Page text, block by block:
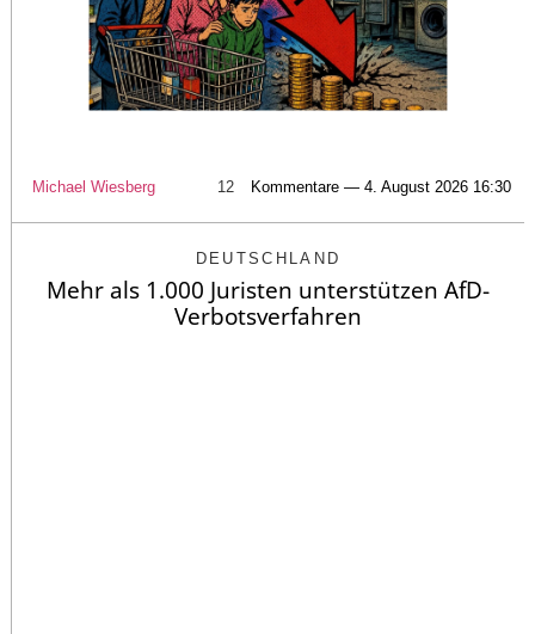
Michael Wiesberg 12 Kommentare — 4. August 2026 16:30
DEUTSCHLAND
Mehr als 1.000 Juristen unterstützen AfD-
Verbotsverfahren